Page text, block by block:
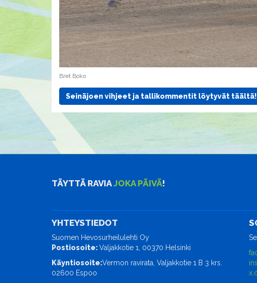
Bret Boko
Seinäjoen vihjeet ja tallikommentit löytyvät täältä!
TÄYTTÄ RAVIAJOKA PÄIVÄ!
YHTEYSTIEDOT
Suomen Hevosurheilulehti Oy
Postiosoite:Valjakkotie 1, 00370 Helsinki
Käyntiosoite:Vermon ravirata, Valjakkotie 1 B 3 krs.
02600 Espoo